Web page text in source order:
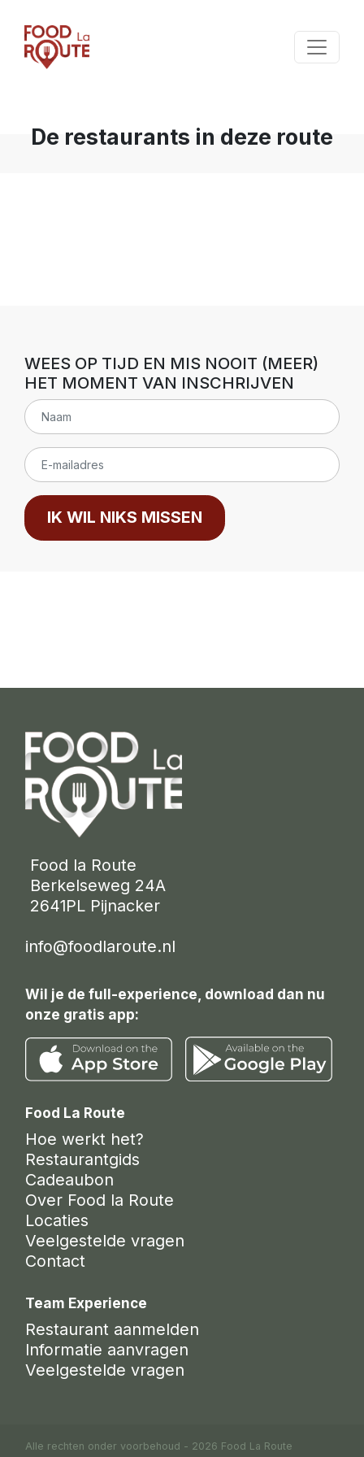
De restaurants in deze route
WEES OP TIJD EN MIS NOOIT (MEER)
HET MOMENT VAN INSCHRIJVEN
IK WIL NIKS MISSEN
Food la Route
Berkelseweg 24A
2641PL Pijnacker
info@foodlaroute.nl
Wil je de full-experience, download dan nu
onze gratis app:
Food La Route
Hoe werkt het?
Restaurantgids
Cadeaubon
Over Food la Route
Locaties
Veelgestelde vragen
Contact
Team Experience
Restaurant aanmelden
Informatie aanvragen
Veelgestelde vragen
Alle rechten onder voorbehoud - 2026 Food La Route